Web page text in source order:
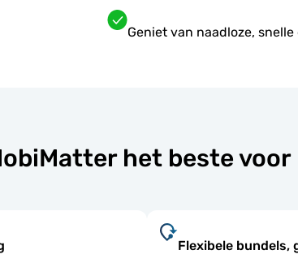
Geniet van naadloze,
het beste
Flexibele